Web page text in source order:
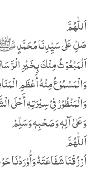
اَللّٰھُمَّ
صَلِّ عَلٰی سَیِّدِنَا مُحَمَّدٍ
اَلْمَبْعُوْثُ مِنْكَ بِخَیْرِ
وَالْمَسْمُوْعُ مِنْهُ أَعْظَمِ
وَالْمَنْظُوْرُ فِیْ سِیْرَتِهٖ أَحْلَی
وَعَلیٰ آلِهٖ وَصَحْبِهٖ وَسَلِّمْ
اَللّٰھُمَّ
اُرْزُقْنَا شَفَاعَتَهٗ وَأْوْرَدْنَا